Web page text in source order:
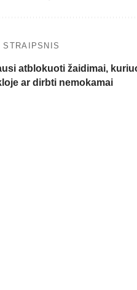
atblokuoti žaidimai,
ar dirbti nemokamai